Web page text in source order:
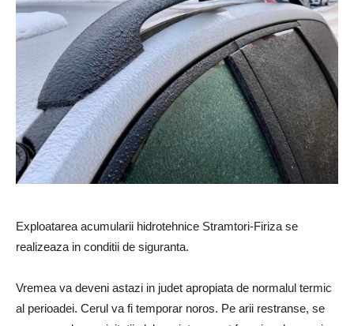
Exploatarea acumularii hidrotehnice Stramtori-Firiza se
realizeaza in conditii de siguranta.
Vremea va deveni astazi in judet apropiata de normalul termic
al perioadei. Cerul va fi temporar noros. Pe arii restranse, se